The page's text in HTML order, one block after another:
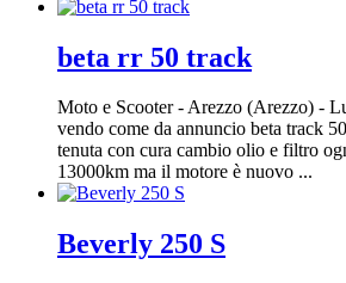
beta rr 50 track
Moto e Scooter-Arezzo (Arezzo) -
vendo come da annuncio beta track
tenuta con cura cambio olio e filtro
13000km ma il motore è nuovo ...
Beverly 250 S